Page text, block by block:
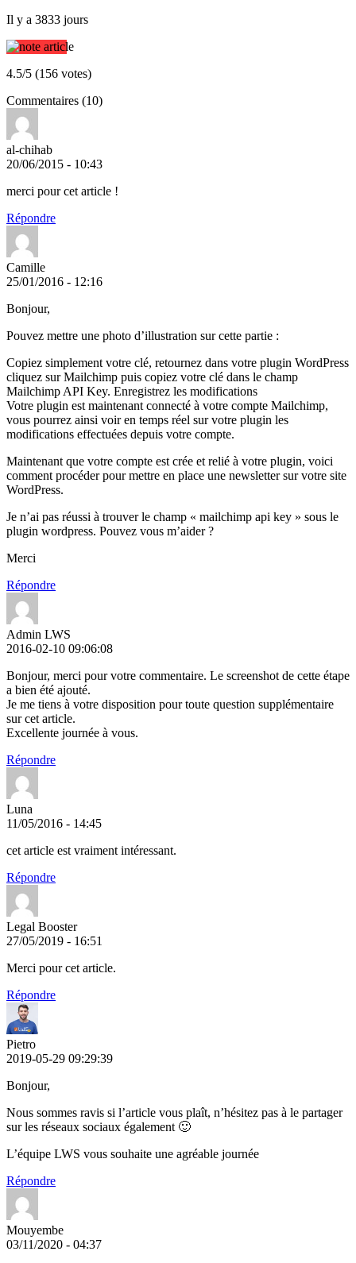
Il y a 3833 jours
4.5/5 (156 votes)
Commentaires (10)
al-chihab
20/06/2015 - 10:43
merci pour cet article !
Répondre
Camille
25/01/2016 - 12:16
Bonjour,
Pouvez mettre une photo d’illustration sur cette partie :
Copiez simplement votre clé, retournez dans votre plugin WordPress
cliquez sur Mailchimp puis copiez votre clé dans le champ
Mailchimp API Key. Enregistrez les modifications
Votre plugin est maintenant connecté à votre compte Mailchimp,
vous pourrez ainsi voir en temps réel sur votre plugin les
modifications effectuées depuis votre compte.
Maintenant que votre compte est crée et relié à votre plugin, voici
comment procéder pour mettre en place une newsletter sur votre site
WordPress.
Je n’ai pas réussi à trouver le champ « mailchimp api key » sous le
plugin wordpress. Pouvez vous m’aider ?
Merci
Répondre
Admin LWS
2016-02-10 09:06:08
Bonjour, merci pour votre commentaire. Le screenshot de cette étape
a bien été ajouté.
Je me tiens à votre disposition pour toute question supplémentaire
sur cet article.
Excellente journée à vous.
Répondre
Luna
11/05/2016 - 14:45
cet article est vraiment intéressant.
Répondre
Legal Booster
27/05/2019 - 16:51
Merci pour cet article.
Répondre
Pietro
2019-05-29 09:29:39
Bonjour,
Nous sommes ravis si l’article vous plaît, n’hésitez pas à le partager
sur les réseaux sociaux également 🙂
L’équipe LWS vous souhaite une agréable journée
Répondre
Mouyembe
03/11/2020 - 04:37